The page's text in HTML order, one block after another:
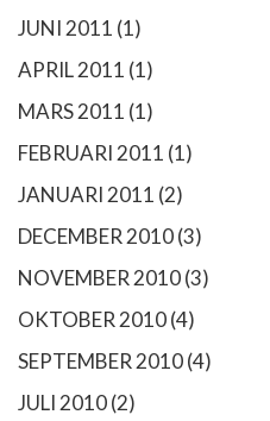
JUNI 2011 (1)
APRIL 2011 (1)
MARS 2011 (1)
FEBRUARI 2011 (1)
JANUARI 2011 (2)
DECEMBER 2010(3)
NOVEMBER 2010(3)
OKTOBER 2010(4)
SEPTEMBER 2010(4)
JULI 2010(2)